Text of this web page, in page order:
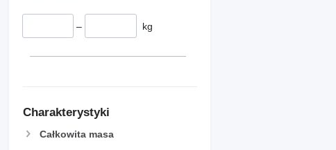
– kg
Charakterystyki
Całkowita masa